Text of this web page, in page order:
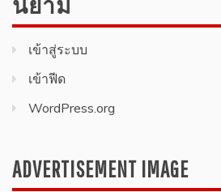
นิยาม
เข้าสู่ระบบ
เข้าฟีด
WordPress.org
ADVERTISEMENT IMAGE